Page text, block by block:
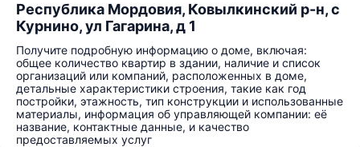
Республика Мордовия, Ковылкинский р-н, с
Курнино, ул Гагарина, д 1
Получите подробную информацию о доме, включая:
общее количество квартир в здании, наличие и список
организаций или компаний, расположенных в доме,
детальные характеристики строения, такие как год
постройки, этажность, тип конструкции и использованные
материалы, информация об управляющей компании: её
название, контактные данные, и качество
предоставляемых услуг